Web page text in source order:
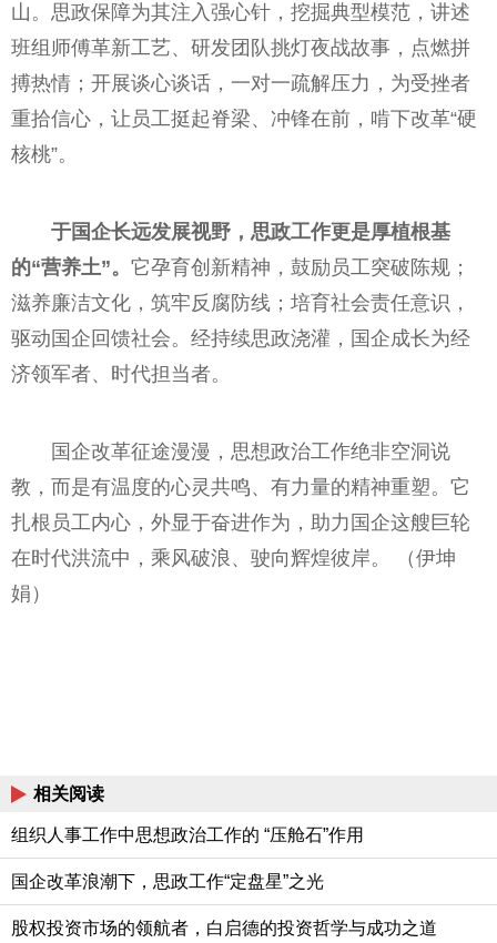
山。思政保障为其注入强心针，挖掘典型模范，讲述
班组师傅革新工艺、研发团队挑灯夜战故事，点燃拼
搏热情；开展谈心谈话，一对一疏解压力，为受挫者
重拾信心，让员工挺起脊梁、冲锋在前，啃下改革“硬
核桃”。
于国企长远发展视野，思政工作更是厚植根基
的“营养土”。 它孕育创新精神，鼓励员工突破陈规；
滋养廉洁文化，筑牢反腐防线；培育社会责任意识，
驱动国企回馈社会。经持续思政浇灌，国企成长为经
济领军者、时代担当者。
国企改革征途漫漫，思想政治工作绝非空洞说
教，而是有温度的心灵共鸣、有力量的精神重塑。它
扎根员工内心，外显于奋进作为，助力国企这艘巨轮
在时代洪流中，乘风破浪、驶向辉煌彼岸。 （伊坤
娟）
相关阅读
组织人事工作中思想政治工作的 “压舱石”作用
国企改革浪潮下，思政工作“定盘星”之光
股权投资市场的领航者，白启德的投资哲学与成功之道